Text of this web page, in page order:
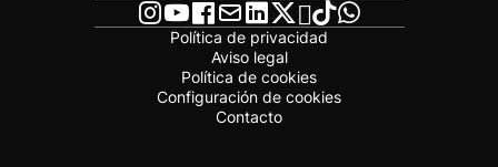
Política de privacidad
Aviso legal
Política de cookies
Configuración de cookies
Contacto